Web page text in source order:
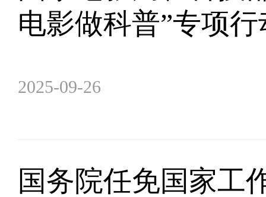
电影做科普”专项行
2025-09-26
国务院任免国家工